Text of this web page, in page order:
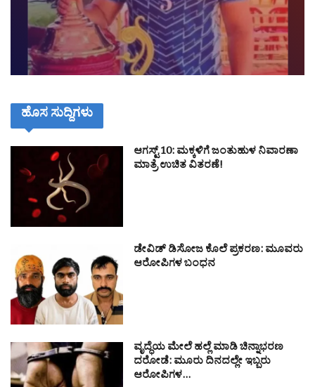
ಹೊಸ ಸುದ್ದಿಗಳು
ಆಗಸ್ಟ್ 10: ಮಕ್ಕಳಿಗೆ ಜಂತುಹುಳ ನಿವಾರಣಾ
ಮಾತ್ರೆ ಉಚಿತ ವಿತರಣೆ!
ಡೇವಿಡ್ ಡಿಸೋಜ ಕೊಲೆ ಪ್ರಕರಣ: ಮೂವರು
ಆರೋಪಿಗಳ ಬಂಧನ
ವೃದ್ಧೆಯ ಮೇಲೆ ಹಲ್ಲೆ ಮಾಡಿ ಚಿನ್ನಾಭರಣ
ದರೋಡೆ: ಮೂರು ದಿನದಲ್ಲೇ ಇಬ್ಬರು
ಆರೋಪಿಗಳ…